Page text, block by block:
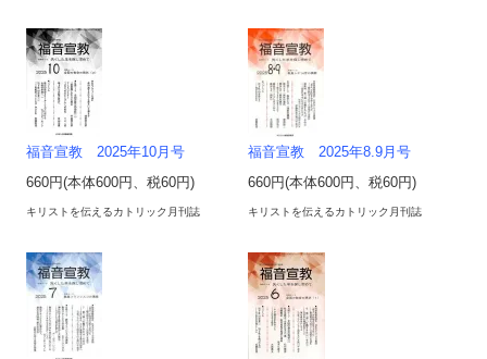
福音宣教 2025年10月号
660円(本体600円、税60円)
キリストを伝えるカトリック月刊誌
福音宣教 2025年8.9月号
660円(本体600円、税60円)
キリストを伝えるカトリック月刊誌